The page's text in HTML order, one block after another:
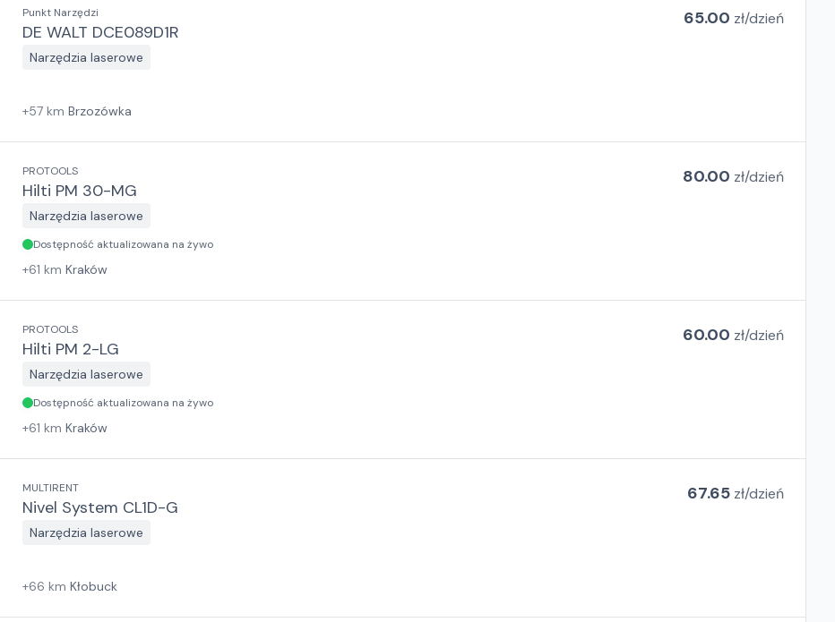
Punkt Narzędzi
DE WALT DCE089D1R
Narzędzia laserowe
65.00 zł/dzień
+57 km Brzozówka
PROTOOLS
Hilti PM 30-MG
Narzędzia laserowe
80.00 zł/dzień
Dostępność aktualizowana na żywo
+61 km Kraków
PROTOOLS
Hilti PM 2-LG
Narzędzia laserowe
60.00 zł/dzień
Dostępność aktualizowana na żywo
+61 km Kraków
MULTIRENT
Nivel System CL1D-G
Narzędzia laserowe
67.65 zł/dzień
+66 km Kłobuck